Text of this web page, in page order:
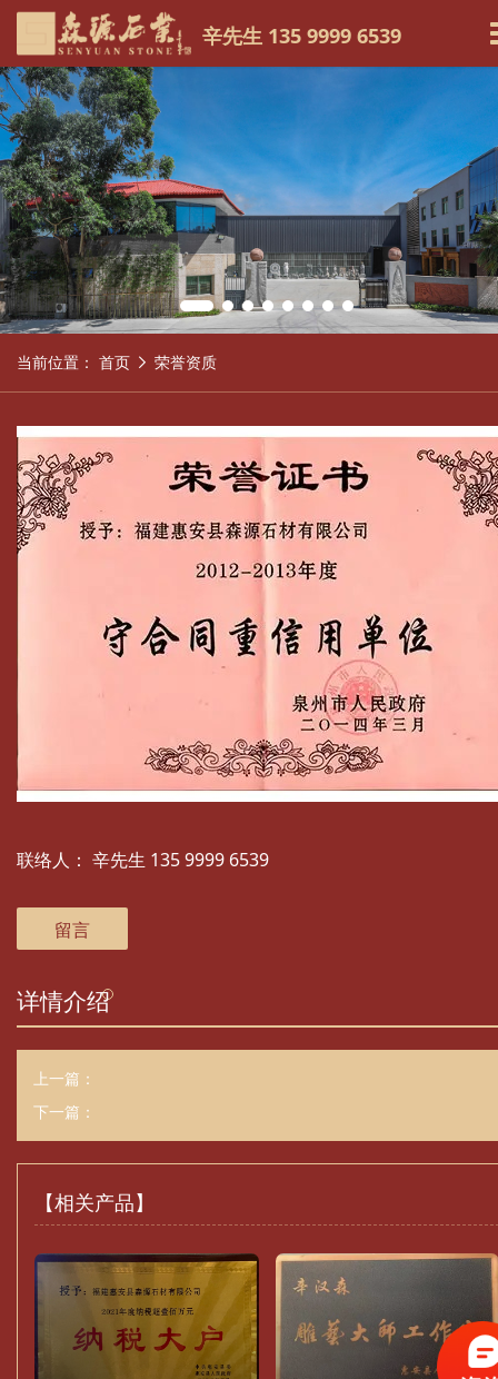
辛先生 135 9999 6539
当前位置： 首页 荣誉资质
联络人： 辛先生 135 9999 6539
留言
详情介绍
上一篇：
下一篇：
【相关产品】